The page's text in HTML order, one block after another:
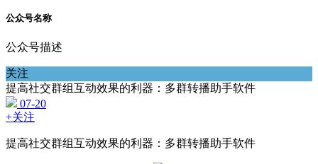
公众号名称
公众号描述
关注
提高社交群组互动效果的利器：多群转播助手软件
07-20
+关注
提高社交群组互动效果的利器：多群转播助手软件